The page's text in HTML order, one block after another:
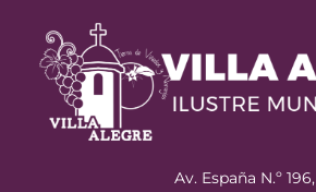
Av. España N.º 196,